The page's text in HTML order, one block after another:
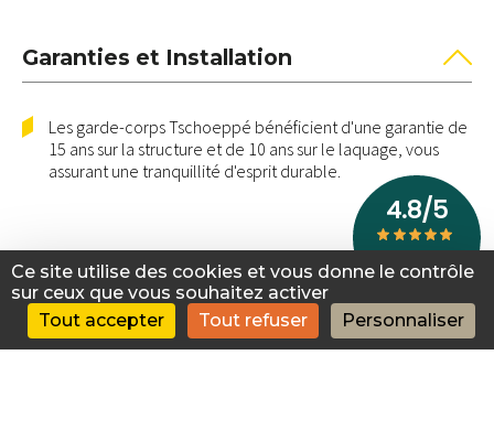
Garanties et Installation
Les garde-corps Tschoeppé bénéficient d'une garantie de
15 ans sur la structure et de 10 ans sur le laquage, vous
assurant une tranquillité d'esprit durable.
Caractéristiques
Matériau : Aluminium.
Ce site utilise des cookies et vous donne le contrôle
sur ceux que vous souhaitez activer
Tout accepter
Tout refuser Personnaliser